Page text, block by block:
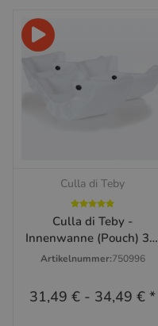
Culla di Teby
Culla di Teby -
Innenwanne (Pouch) 3er
Set
Artikelnummer:750996
31,49 € - 34,49 €*